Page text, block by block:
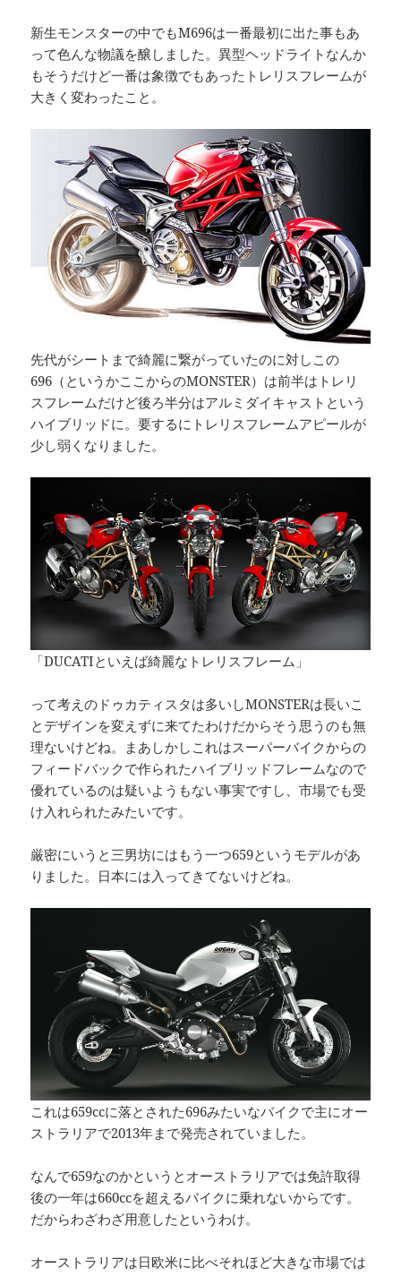
新生モンスターの中でもM696は一番最初に出た事もあ
って色んな物議を醸しました。異型ヘッドライトなんか
もそうだけど一番は象徴でもあったトレリスフレームが
大きく変わったこと。
先代がシートまで綺麗に繋がっていたのに対しこの
696（というかここからのMONSTER）は前半はトレリ
スフレームだけど後ろ半分はアルミダイキャストという
ハイブリッドに。要するにトレリスフレームアピールが
少し弱くなりました。
「DUCATIといえば綺麗なトレリスフレーム」
って考えのドゥカティスタは多いしMONSTERは長いこ
とデザインを変えずに来てたわけだからそう思うのも無
理ないけどね。まあしかしこれはスーパーバイクからの
フィードバックで作られたハイブリッドフレームなので
優れているのは疑いようもない事実ですし、市場でも受
け入れられたみたいです。
厳密にいうと三男坊にはもう一つ659というモデルがあ
りました。日本には入ってきてないけどね。
これは659ccに落とされた696みたいなバイクで主にオー
ストラリアで2013年まで発売されていました。
なんで659なのかというとオーストラリアでは免許取得
後の一年は660ccを超えるバイクに乗れないからです。
だからわざわざ用意したというわけ。
オーストラリアは日欧米に比べそれほど大きな市場では